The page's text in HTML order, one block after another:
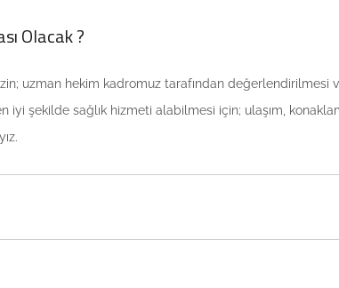
Olacak ?
uzman hekim kadromuz tarafından değerlendirilmesi
iyi şekilde sağlık hizmeti alabilmesi için; ulaşım,